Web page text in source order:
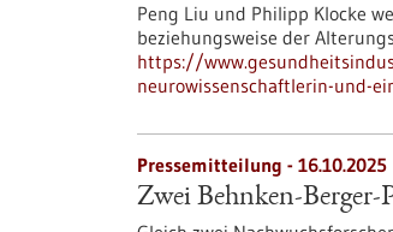
Peng Liu und Philipp Klocke
beziehungsweise der
https://
neurowissenschaftlerin-und-
Pressemitteilung - 16.10.2025
Zwei Behnken-